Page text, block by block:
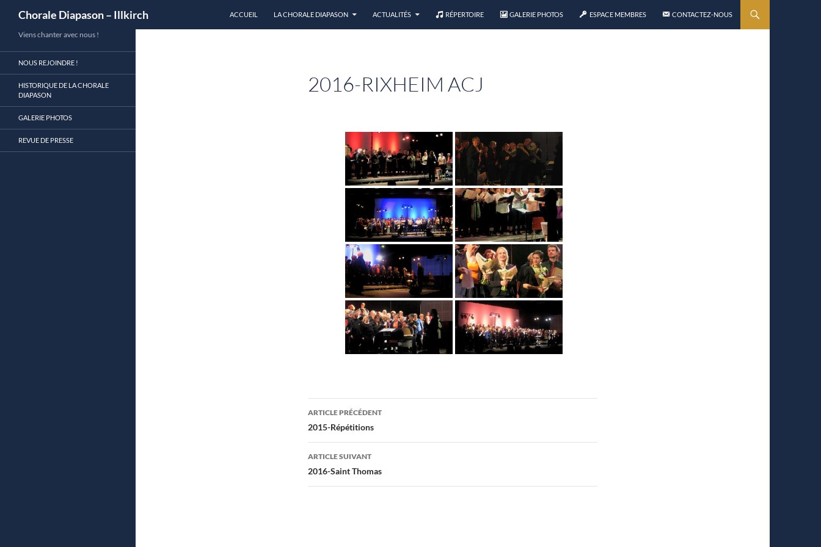
Aller
au
contenu
Chorale Diapason – Illkirch ACCUEIL LA CHORALE DIAPASON ACTUALITÉS RÉPERTOIRE GALERIE PHOTOS ESPACE MEMBRES CONTACTEZ-NOUS
2016-RIXHEIM ACJ
Navigation
des
articles
ARTICLE PRÉCÉDENT
2015-Répétitions
ARTICLE SUIVANT
2016-Saint Thomas
Viens chanter avec nous !
NOUS REJOINDRE !
HISTORIQUE DE LA CHORALE
DIAPASON
GALERIE PHOTOS
REVUE DE PRESSE